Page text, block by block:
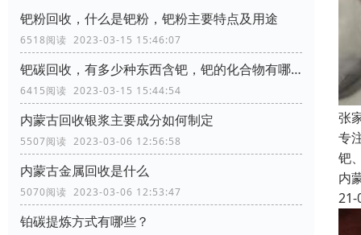
钯粉回收，什么是钯粉，钯粉主要特点及用途
6518阅读 2023-03-15 15:46:07
钯碳回收，有多少种东西含钯，钯的化合物有哪些？
6415阅读 2023-03-15 15:44:54
内蒙古回收银浆主要成分如何制定
5507阅读 2023-03-06 12:56:58
内蒙古金属回收是什么
5070阅读 2023-03-06 12:53:47
铂碳提炼方式有哪些？
张
专
钯
内
21-